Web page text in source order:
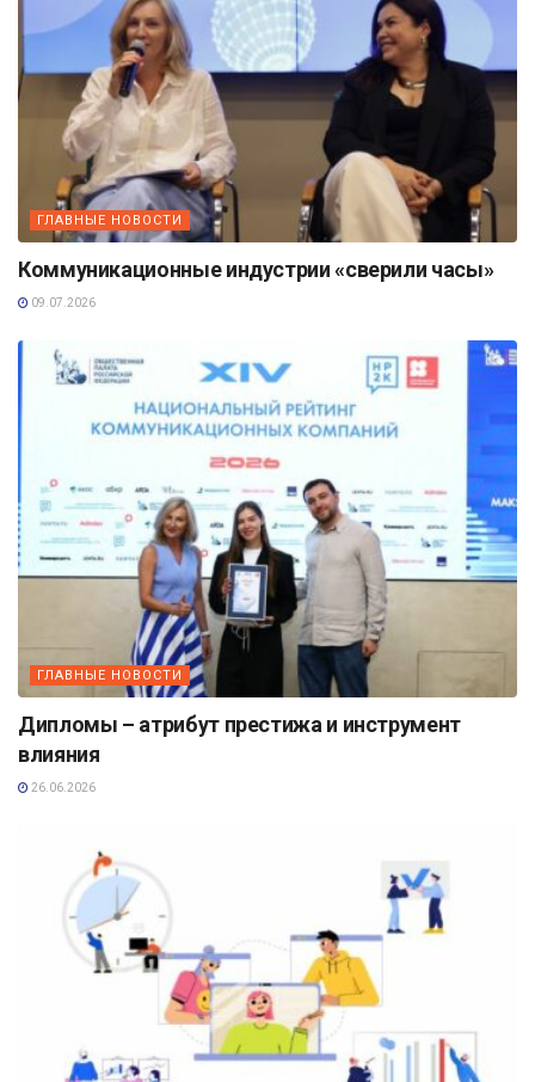
ГЛАВНЫЕ НОВОСТИ
Коммуникационные индустрии «сверили часы»
09.07.2026
ГЛАВНЫЕ НОВОСТИ
Дипломы – атрибут престижа и инструмент
влияния
26.06.2026